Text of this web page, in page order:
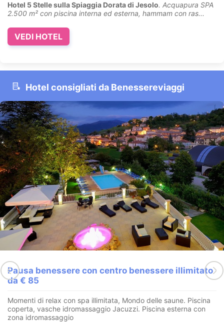
Hotel 5 Stelle sulla Spiaggia Dorata di Jesolo. Acquapura SPA
2.500 m² con piscina interna ed esterna, hammam con ras...
VEDI HOTEL
Hotel consigliati da Benessereviaggi
Pausa benessere con centro benessere illimitato
da € 85
Momenti di relax con spa illimitata, Mondo delle saune. Piscina
coperta, vasche idromassaggio Jacuzzi. Piscina esterna con
zona idromassaggio